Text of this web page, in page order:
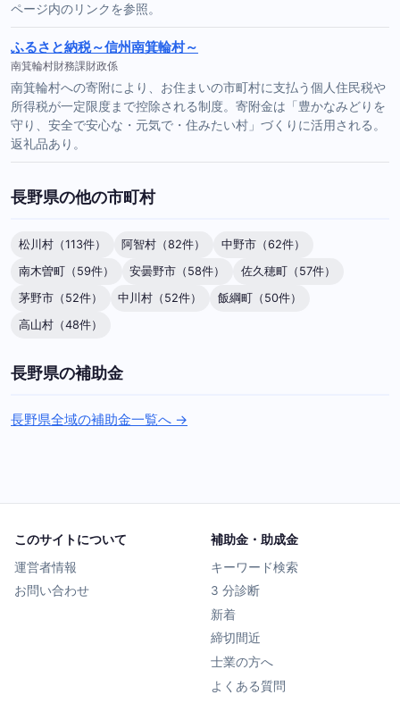
ページ内のリンクを参照。
ふるさと納税～信州南箕輪村～
南箕輪村財務課財政係
南箕輪村への寄附により、お住まいの市町村に支払う個人住民税や
所得税が一定限度まで控除される制度。寄附金は「豊かなみどりを
守り、安全で安心な・元気で・住みたい村」づくりに活用される。
返礼品あり。
長野県の他の市町村
松川村（113件） 阿智村（82件）
中野市（62件）
南木曽町（59件）
安曇野市（58件）
佐久穂町（57件）
茅野市（52件）
中川村（52件）
飯綱町（50件）
高山村（48件）
長野県の補助金
長野県全域の補助金一覧へ →
このサイトについて
運営者情報
お問い合わせ
補助金・助成金
キーワード検索
3 分診断
新着
締切間近
士業の方へ
よくある質問